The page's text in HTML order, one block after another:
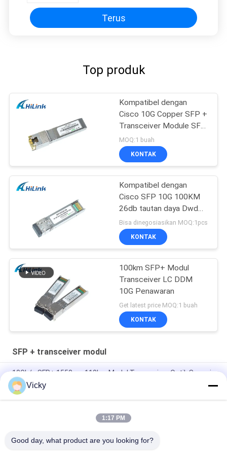
Terus
Top produk
Kompatibel dengan
Cisco 10G Copper SFP +
Transceiver Module SFP
-10G-T RJ45 connector
MOQ:1 buah
KONTAK
Kompatibel dengan
Cisco SFP 10G 100KM
26db tautan daya Dwdm
SFP + Modul
Transceiver
Bisa dinegosiasikan MOQ:1pcs
KONTAK
100km SFP+ Modul
Transceiver LC DDM
10G Penawaran
Get latest price MOQ:1 buah
KONTAK
SFP + transceiver modul
10Gb/s SFP+ 1550nm 110km Modul Transceiver Optik Sesuai
RoHS
25Gbps BIDI 40KM 1270/1310nm 40KM APD LC DOM
Vicky
1:17 PM
Good day, what product are you looking for?